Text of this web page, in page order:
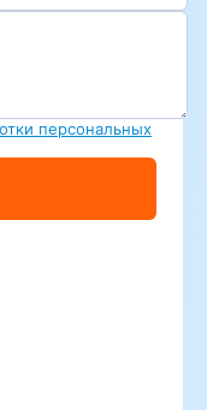
персональных